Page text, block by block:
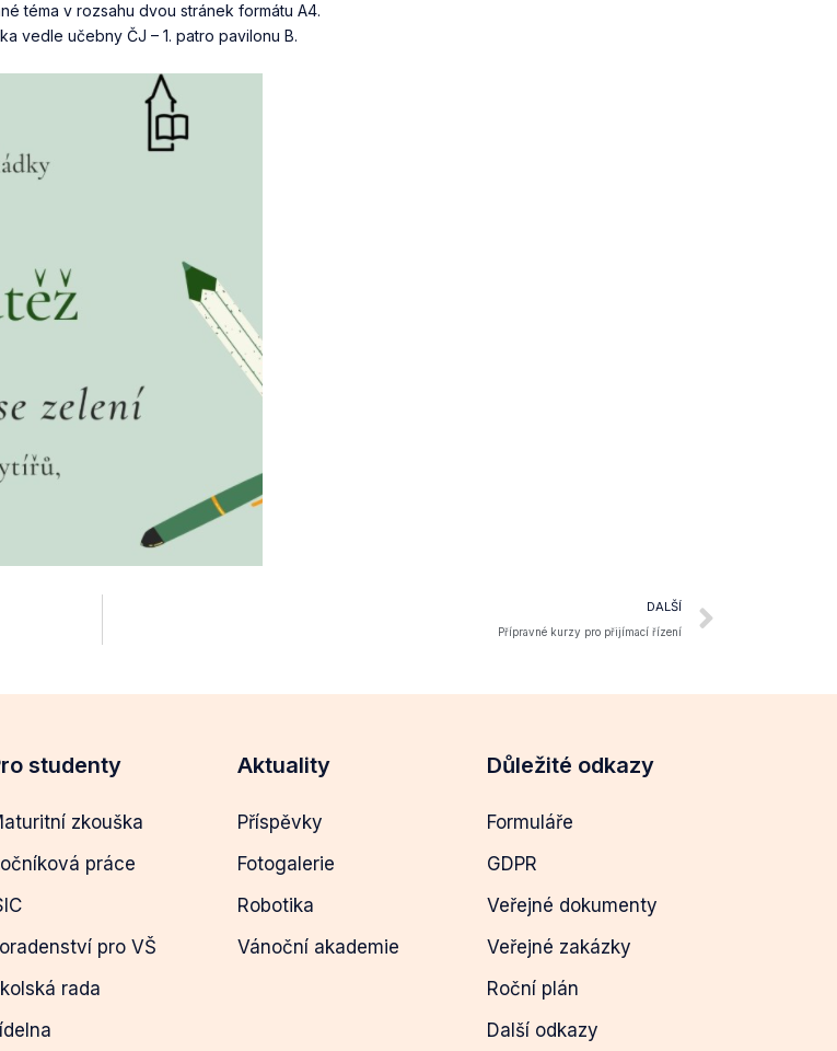
téma v rozsahu dvou stránek formátu A4.
vedle učebny ČJ – 1. patro pavilonu B.
DALŠÍ
Přípravné kurzy pro přijímací řízení
studenty
zkouška
práce
pro VŠ
rada
Aktuality
Příspěvky
Fotogalerie
Robotika
Vánoční akademie
Důležité odkazy
Formuláře
GDPR
Veřejné dokumenty
Veřejné zakázky
Roční plán
Další odkazy